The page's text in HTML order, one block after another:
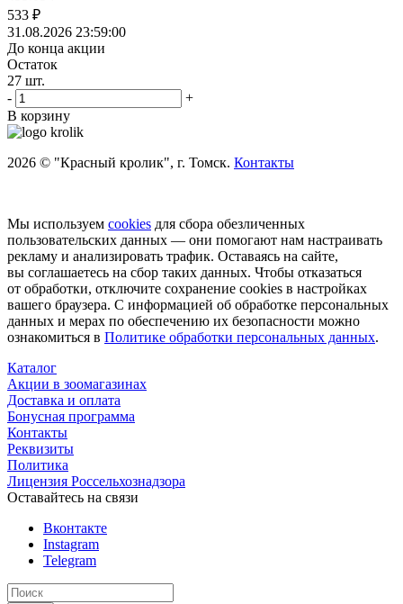
533 ₽
31.08.2026 23:59:00
До конца акции
Остаток
27 шт.
-
+
В корзину
2026 © "Красный кролик", г. Томск. Контакты
Мы используем cookies для сбора обезличенных
пользовательских данных — они помогают нам настраивать
рекламу и анализировать трафик. Оставаясь на сайте,
вы соглашаетесь на сбор таких данных. Чтобы отказаться
от обработки, отключите сохранение cookies в настройках
вашего браузера. С информацией об обработке персональных
данных и мерах по обеспечению их безопасности можно
ознакомиться в Политике обработки персональных данных.
Каталог
Акции в зоомагазинах
Доставка и оплата
Бонусная программа
Контакты
Реквизиты
Политика
Лицензия Россельхознадзора
Оставайтесь на связи
Вконтакте
Instagram
Telegram